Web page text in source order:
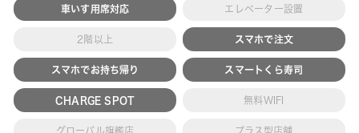
車いす用席対応 エレベーター設置
2階以上 スマホで注文
スマホでお持ち帰り スマートくら寿司
CHARGE SPOT 無料WIFI
グローバル旗艦店 プラス型店舗